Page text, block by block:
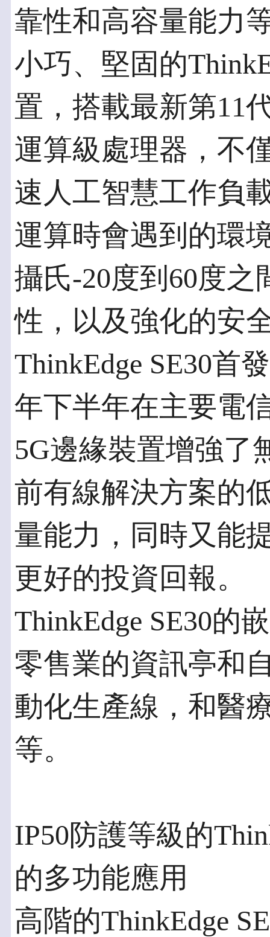
靠性和高容量能力
小巧、堅固的
置，搭載最新第11
運算級處理器，不
速人工智慧工作負
運算時會遇到的環
攝氏-20度到60度
性，以及強化的安
ThinkEdge SE30首
年下半年在主要電
5G邊緣裝置增強了
前有線解決方案的
量能力，同時又能
更好的投資回報。
ThinkEdge SE30的
零售業的資訊亭和
動化生產線，和醫
等。
IP50防護等級的
的多功能應用
高階的ThinkEdge